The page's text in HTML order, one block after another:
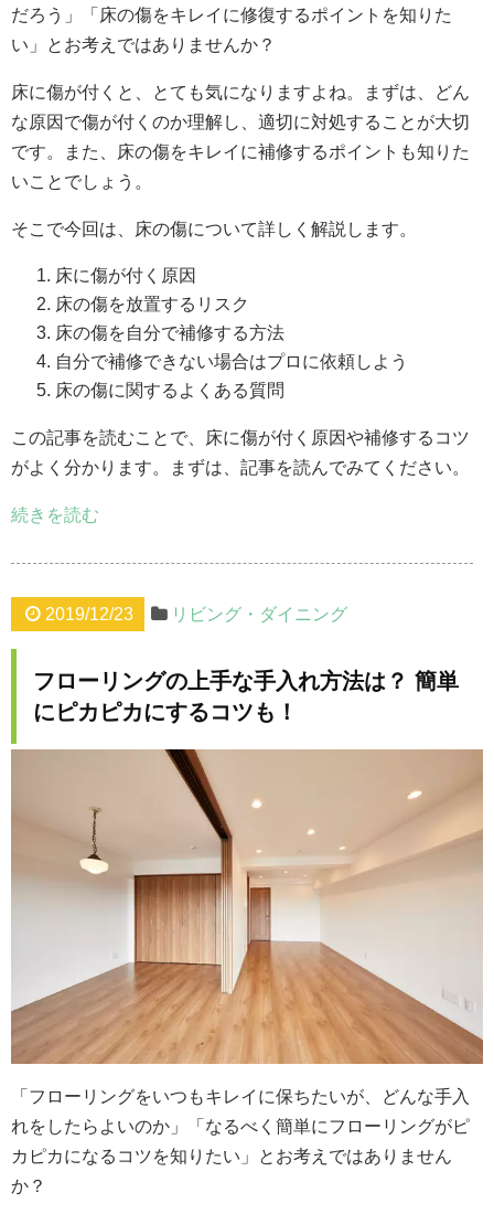
だろう」「床の傷をキレイに修復するポイントを知りた
い」とお考えではありませんか？
床に傷が付くと、とても気になりますよね。まずは、どん
な原因で傷が付くのか理解し、適切に対処することが大切
です。また、床の傷をキレイに補修するポイントも知りた
いことでしょう。
そこで今回は、床の傷について詳しく解説します。
床に傷が付く原因
床の傷を放置するリスク
床の傷を自分で補修する方法
自分で補修できない場合はプロに依頼しよう
床の傷に関するよくある質問
この記事を読むことで、床に傷が付く原因や補修するコツ
がよく分かります。まずは、記事を読んでみてください。
続きを読む
2019/12/23 リビング・ダイニング
フローリングの上手な手入れ方法は？ 簡単
にピカピカにするコツも！
「フローリングをいつもキレイに保ちたいが、どんな手入
れをしたらよいのか」「なるべく簡単にフローリングがピ
カピカになるコツを知りたい」とお考えではありません
か？